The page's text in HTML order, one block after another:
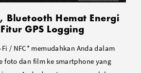
Bluetooth Hemat Energi
GPS Logging
/ NFC* memudahkan Anda dalam
foto dan film ke smartphone yang